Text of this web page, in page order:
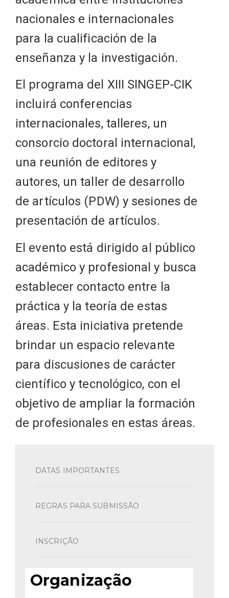
nacionales e internacionales
para la cualificación de la
enseñanza y la investigación.
El programa del XIII SINGEP-CIK
incluirá conferencias
internacionales, talleres, un
consorcio doctoral internacional,
una reunión de editores y
autores, un taller de desarrollo
de artículos (PDW) y sesiones de
presentación de artículos.
El evento está dirigido al público
académico y profesional y busca
establecer contacto entre la
práctica y la teoría de estas
áreas. Esta iniciativa pretende
brindar un espacio relevante
para discusiones de carácter
científico y tecnológico, con el
objetivo de ampliar la formación
de profesionales en estas áreas.
DATAS IMPORTANTES
REGRAS PARA SUBMISSÃO
INSCRIÇÃO
Organização